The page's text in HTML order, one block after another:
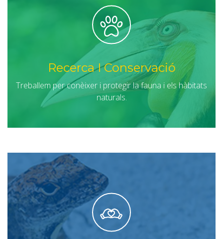
Recerca I Conservació
Treballem per conèixer i protegir la fauna i els hàbitats
naturals.